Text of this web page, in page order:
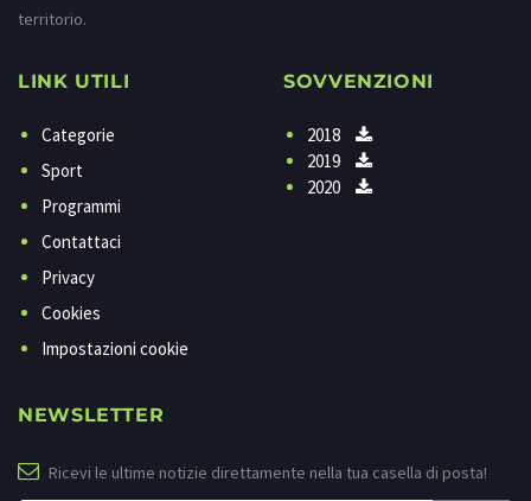
territorio.
LINK UTILI
Categorie
Sport
Programmi
Contattaci
Privacy
Cookies
Impostazioni cookie
SOVVENZIONI
2018
2019
2020
NEWSLETTER
Ricevi le ultime notizie direttamente nella tua casella di posta!